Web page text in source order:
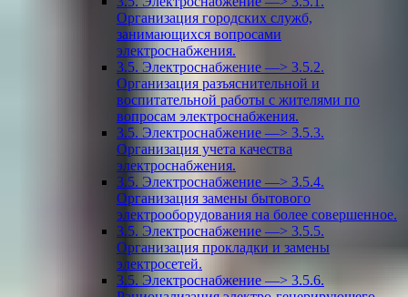
Организация городских служб,
занимающихся вопросами
электроснабжения.
3.5. Электроснабжение —> 3.5.2.
Организация разъяснительной и
воспитательной работы с жителями по
вопросам электроснабжения.
3.5. Электроснабжение —> 3.5.3.
Организация учета качества
электроснабжения.
3.5. Электроснабжение —> 3.5.4.
Организация замены бытового
электрооборудования на более совершенное.
3.5. Электроснабжение —> 3.5.5.
Организация прокладки и замены
электросетей.
3.5. Электроснабжение —> 3.5.6.